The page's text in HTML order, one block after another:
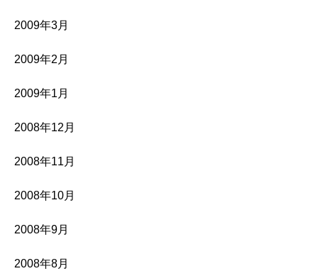
2009年3月
2009年2月
2009年1月
2008年12月
2008年11月
2008年10月
2008年9月
2008年8月